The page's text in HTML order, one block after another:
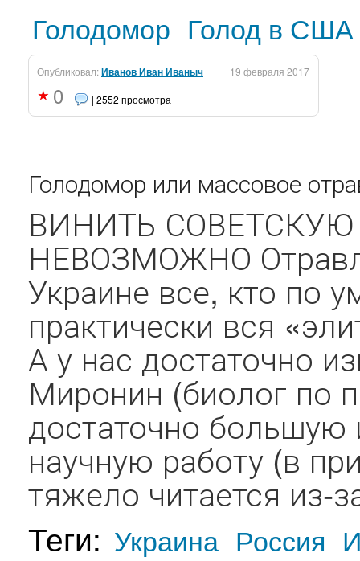
Голодомор Голод в США
Опубликовал:Иванов Иван Иваныч 19 февраля 2017
0 | 2552 просмотра
Голодомор или массовое
ВИНИТЬ
НЕВОЗМОЖНО
Украине все, кто по
практически вся
А у нас достаточно
Миронин (биолог по
достаточно
научную работу (в
тяжело читается из-
Теги: Украина Россия